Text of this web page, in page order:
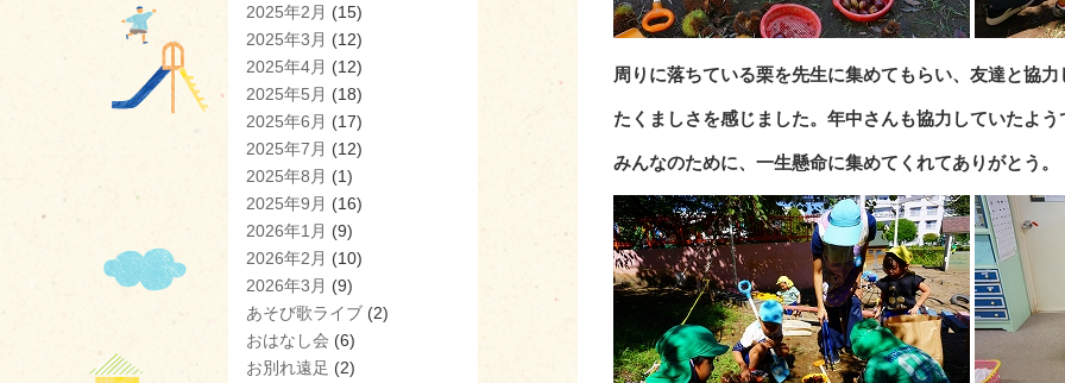
2025年2月 (15)
2025年3月 (12)
2025年4月 (12)
2025年5月 (18)
2025年6月 (17)
2025年7月 (12)
2025年8月 (1)
2025年9月 (16)
2026年1月 (9)
2026年2月 (10)
2026年3月 (9)
あそび歌ライブ (2)
おはなし会 (6)
お別れ遠足 (2)
周りに落ちている栗を先生に集めてもらい、友達と協
たくましさを感じました。年中さんも協力していたよう
みんなのために、一生懸命に集めてくれてありがとう。